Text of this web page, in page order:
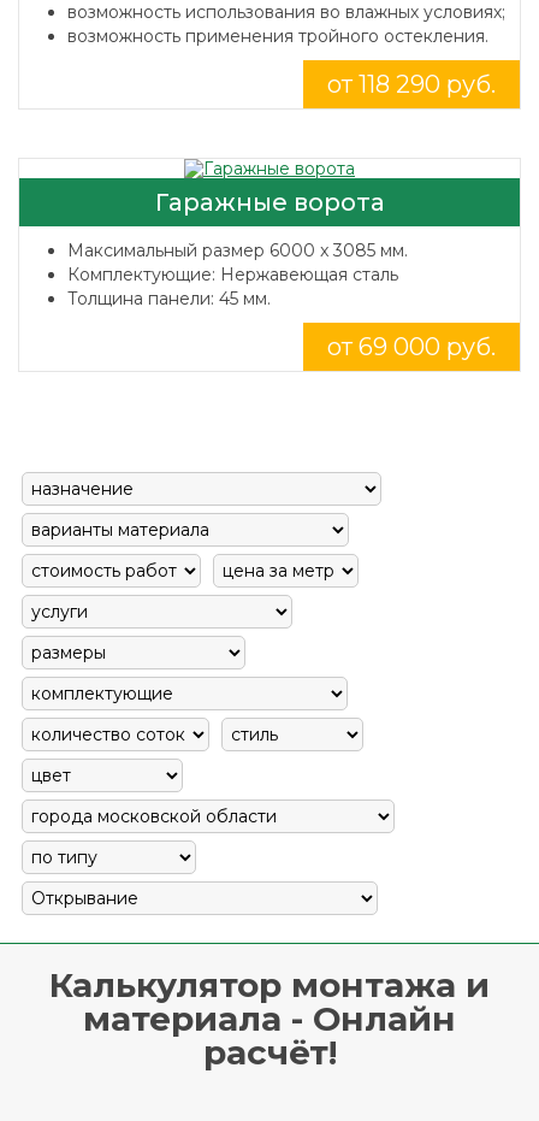
возможность использования во влажных условиях;
возможность применения тройного остекления.
от 118 290 руб.
Гаражные ворота
Максимальный размер 6000 x 3085 мм.
Комплектующие: Нержавеющая сталь
Толщина панели: 45 мм.
от 69 000 руб.
Калькулятор монтажа и
материала - Онлайн
расчёт!